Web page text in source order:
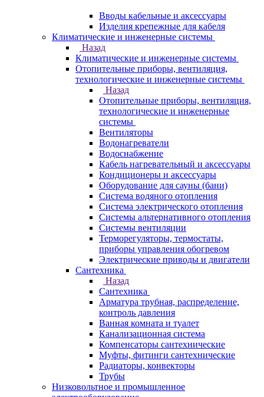
Вводы кабельные и аксессуары
Изделия крепежные для кабеля
Климатические и инженерные системы
Назад
Климатические и инженерные системы
Отопительные приборы, вентиляция,
технологические и инженерные системы
Назад
Отопительные приборы, вентиляция,
технологические и инженерные
системы
Вентиляторы
Водонагреватели
Водоснабжение
Кабель нагревательный и аксессуары
Кондиционеры и аксессуары
Оборудование для сауны (бани)
Система водяного отопления
Система электрического отопления
Системы альтернативного отопления
Системы вентиляции
Терморегуляторы, термостаты,
приборы управления обогревом
Электрические приводы и двигатели
Сантехника
Назад
Сантехника
Арматура трубная, распределение,
контроль давления
Ванная комната и туалет
Канализационная система
Компенсаторы сантехнические
Муфты, фитинги сантехнические
Радиаторы, конвекторы
Трубы
Низковольтное и промышленное